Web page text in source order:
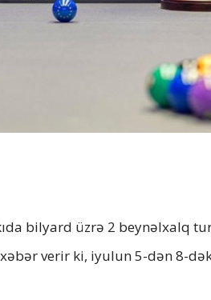
bilyard üzrə 2 beynəlxalq
xəbər verir ki, iyulun 5-dən 8-